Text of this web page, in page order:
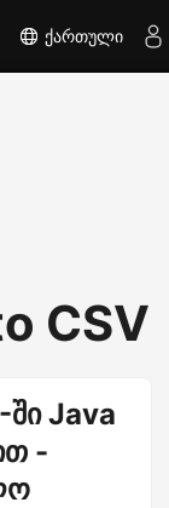
ქართული
CSV
ში Java
-